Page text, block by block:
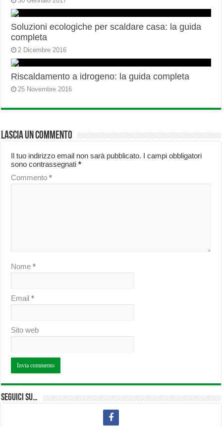
Soluzioni ecologiche per scaldare casa: la guida
completa
2 Dicembre 2016
Riscaldamento a idrogeno: la guida completa
25 Novembre 2016
Lascia un commento
Il tuo indirizzo email non sarà pubblicato. I campi obbligatori
sono contrassegnati*
Commento*
Nome*
Email*
Sito web
Seguici su…